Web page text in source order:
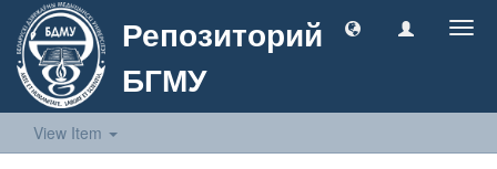
Репозиторий
БГМУ
View Item